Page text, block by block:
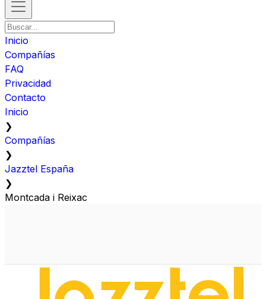
Inicio
Compañías
FAQ
Privacidad
Contacto
Inicio
❯
Compañías
❯
Jazztel España
❯
Montcada i Reixac